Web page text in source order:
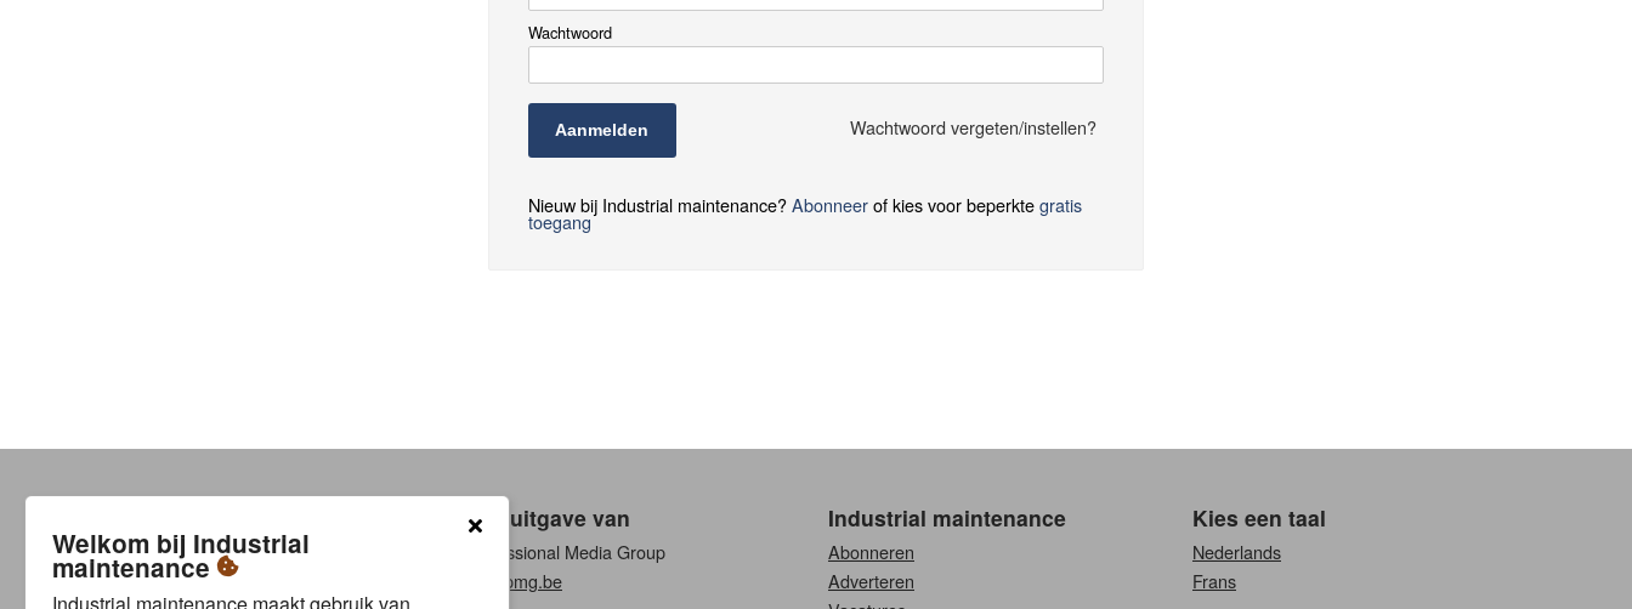
Wachtwoord
Aanmelden Wachtwoord vergeten/instellen?
Nieuw bij Industrial maintenance?Abonneerof kies voor beperktegratis
toegang
Een uitgave van
Professional Media Group
www.pmg.be
Industrial maintenance
Abonneren
Adverteren
Kies een taal
Nederlands
Frans
Welkom bij Industrial
maintenance
Industrial maintenance maakt gebruik van